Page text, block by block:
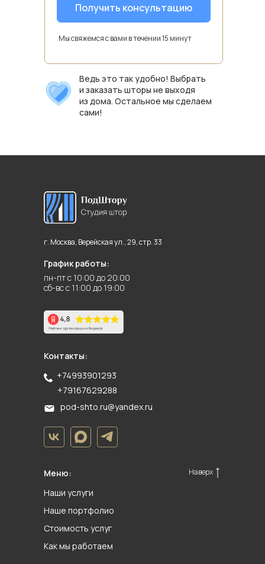
Мы свяжемся с вами в течении 15 минут
Ведь это так удобно! Выбрать
и заказать шторы не выходя
из дома. Остальное мы сделаем
сами!
Получить консультацию
г. Москва, Верейская ул., 29, стр. 33
Контакты:
Меню:
График работы:
пн-пт с 10:00 до 20:00
сб-вс с 11:00 до 19:00
pod-shto.ru@yandex.ru
Наши услуги
Наше портфолио
Стоимость услуг
Как мы работаем
+74993901293
+79167629288
Наверх